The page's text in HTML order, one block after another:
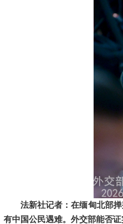
法新社记者：在缅甸北部
有中国公民遇难。外交部能否